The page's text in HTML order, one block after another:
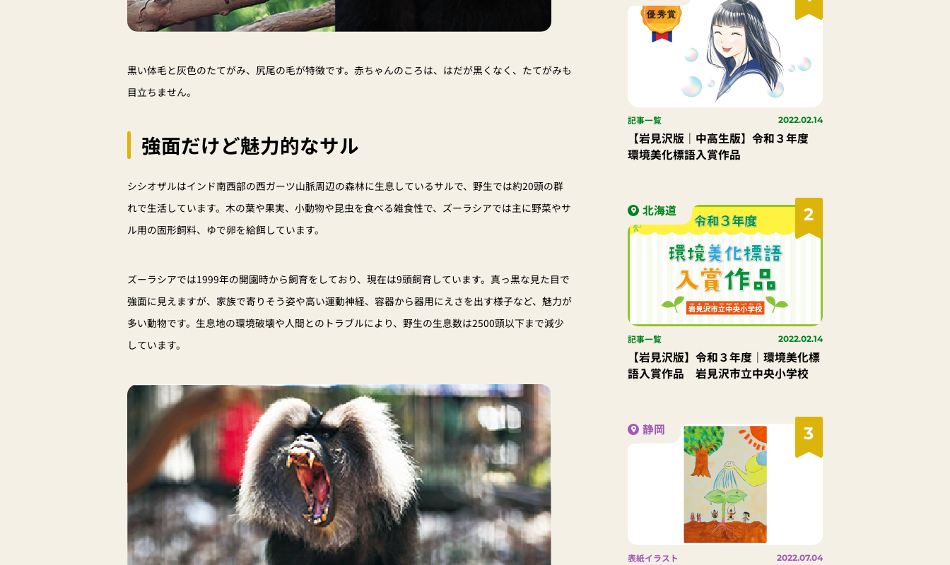
黒い体毛と灰色のたてがみ、尻尾の毛が特徴です。赤ちゃんのころは、はだが黒くなく、たてがみも
目立ちません。
強面だけど魅力的なサル
シシオザルはインド南西部の西ガーツ山脈周辺の森林に生息しているサルで、野生では約20頭の群
れで生活しています。木の葉や果実、小動物や昆虫を食べる雑食性で、ズーラシアでは主に野菜やサ
ル用の固形飼料、ゆで卵を給餌しています。
ズーラシアでは1999年の開園時から飼育をしており、現在は9頭飼育しています。真っ黒な見た目で
強面に見えますが、家族で寄りそう姿や高い運動神経、容器から器用にえさを出す様子など、魅力が
多い動物です。生息地の環境破壊や人間とのトラブルにより、野生の生息数は2500頭以下まで減少
しています。
記事一覧 2022.02.14
【岩見沢版｜中高生版】令和３年度
環境美化標語入賞作品
2
北海道
記事一覧 2022.02.14
【岩見沢版】令和３年度｜環境美化標
語入賞作品 岩見沢市立中央小学校
3
静岡
表紙イラスト 2022.07.04